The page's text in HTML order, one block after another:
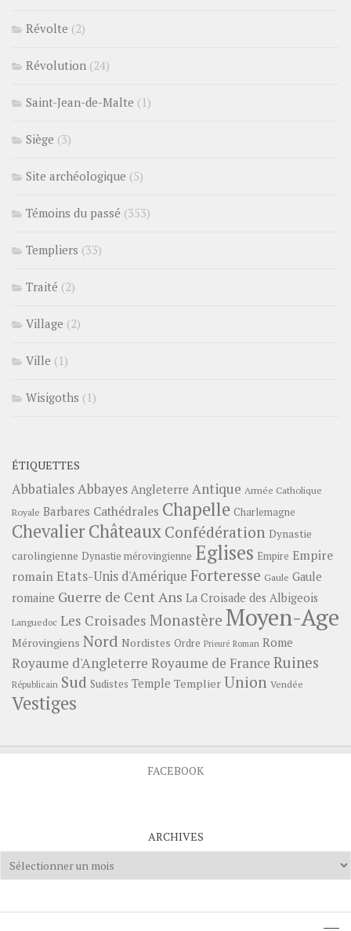
Révolte (2)
Révolution (24)
Saint-Jean-de-Malte (1)
Siège (3)
Site archéologique (5)
Témoins du passé (353)
Templiers (33)
Traité (2)
Village (2)
Ville (1)
Wisigoths (1)
ÉTIQUETTES
Abbatiales Abbayes Angleterre Antique Armée Catholique
Royale Barbares Cathédrales Chapelle Charlemagne
ChevalierChâteauxConfédération Dynastie
carolingienne Dynastie mérovingienne Eglises Empire Empire
romainEtats-Unis d'Amérique Forteresse Gaule Gaule
romaine Guerre de Cent Ans La Croisade des Albigeois
Languedoc Les Croisades Monastère Moyen-Age
Mérovingiens Nord Nordistes Ordre Prieuré Roman Rome
Royaume d'Angleterre Royaume de France Ruines
Républicain Sud Sudistes Temple Templier Union Vendée
Vestiges
FACEBOOK
ARCHIVES
Archives